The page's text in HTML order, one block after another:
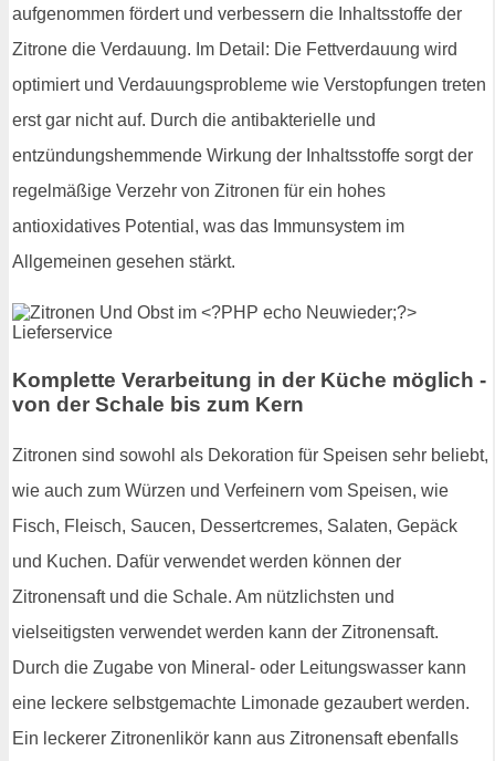
aufgenommen fördert und verbessern die Inhaltsstoffe der
Zitrone die Verdauung. Im Detail: Die Fettverdauung wird
optimiert und Verdauungsprobleme wie Verstopfungen treten
erst gar nicht auf. Durch die antibakterielle und
entzündungshemmende Wirkung der Inhaltsstoffe sorgt der
regelmäßige Verzehr von Zitronen für ein hohes
antioxidatives Potential, was das Immunsystem im
Allgemeinen gesehen stärkt.
Komplette Verarbeitung in der Küche möglich -
von der Schale bis zum Kern
Zitronen sind sowohl als Dekoration für Speisen sehr beliebt,
wie auch zum Würzen und Verfeinern vom Speisen, wie
Fisch, Fleisch, Saucen, Dessertcremes, Salaten, Gepäck
und Kuchen. Dafür verwendet werden können der
Zitronensaft und die Schale. Am nützlichsten und
vielseitigsten verwendet werden kann der Zitronensaft.
Durch die Zugabe von Mineral- oder Leitungswasser kann
eine leckere selbstgemachte Limonade gezaubert werden.
Ein leckerer Zitronenlikör kann aus Zitronensaft ebenfalls